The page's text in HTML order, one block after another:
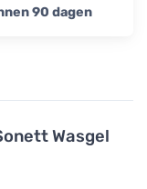
Wasgel
90 dagen